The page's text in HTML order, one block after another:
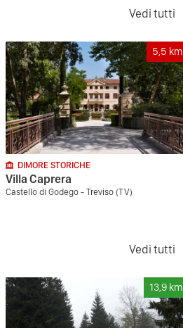
Vedi tutti
5,5 km
DIMORE STORICHE
Villa Caprera
Castello di Godego - Treviso (TV)
Vedi tutti
13,9 km